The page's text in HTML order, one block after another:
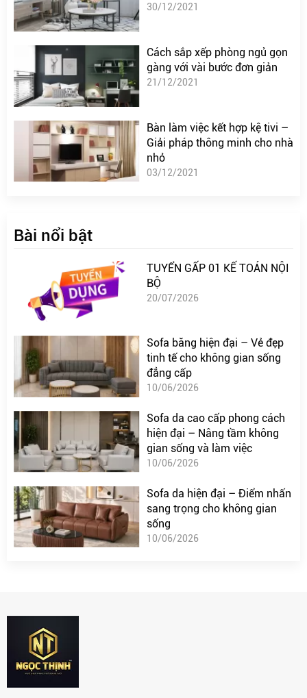
30/12/2021
Cách sắp xếp phòng ngủ gọn
gàng với vài bước đơn giản
21/12/2021
Bàn làm việc kết hợp kệ tivi –
Giải pháp thông minh cho nhà
nhỏ
03/12/2021
Bài nổi bật
TUYỂN GẤP 01 KẾ TOÁN NỘI
BỘ
20/07/2026
Sofa băng hiện đại – Vẻ đẹp
tinh tế cho không gian sống
đẳng cấp
10/06/2026
Sofa da cao cấp phong cách
hiện đại – Nâng tầm không
gian sống và làm việc
10/06/2026
Sofa da hiện đại – Điểm nhấn
sang trọng cho không gian
sống
10/06/2026